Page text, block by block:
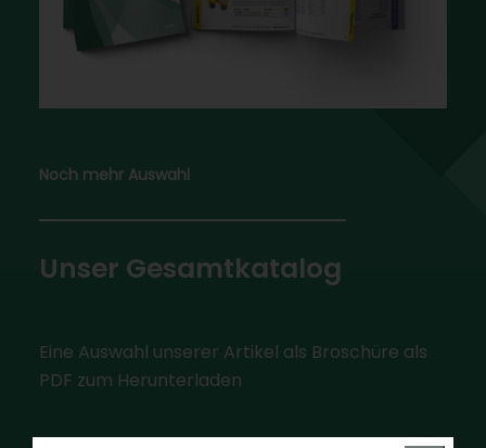
Noch mehr Auswahl
Unser Gesamtkatalog
Eine Auswahl unserer Artikel als Broschüre als
PDF zum Herunterladen